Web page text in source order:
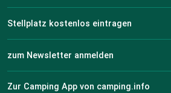
Stellplatz kostenlos eintragen
zum Newsletter anmelden
Zur Camping App von camping.info